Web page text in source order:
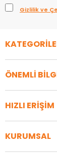
Gizlilik ve
ÖNEMLİ
HIZLI ERİŞİM
KURUMSAL